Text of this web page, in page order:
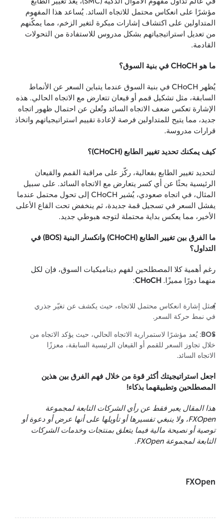
مؤشرًا على انعكاس محتمل للاتجاه السائد. يُساعد هذا المفهوم
المتداولين على اكتشاف إشارات مبكرة لتغير الزخم، مما يمكّنهم
من تعديل استراتيجياتهم بشكل مدروس للاستفادة من التحولات
القادمة.
ما هو CHoCH في بنية السوق؟
يُظهر CHoCH في بنية السوق عندما يتباين السعر عن الأنماط
السابقة، مثل تشكيل قمم أو قيعان تتعارض مع الاتجاه الحالي. هذه
الإشارة تعكس ضعف الاتجاه السائد وتُعلن عن احتمال ظهور اتجاه
جديد، مما يتيح للمتداولين فرصة لإعادة تقييم استراتيجياتهم واتخاذ
قرارات مدروسة.
كيف يمكنك تحديد تغيير الطابع (CHoCH)؟
لتحديد تغيير الطابع بفعالية، ركّز على مراقبة القمم والقيعان
الرئيسية بحثًا عن أي كسر يتعارض مع الاتجاه السائد. على سبيل
المثال، في اتجاه صعودي، يُشير CHoCH إلى تحول محتمل عندما
يفشل السعر في تسجيل قمة جديدة، ثم ينخفض تحت القاع الأعلى
الأخير، مما يعكس بداية محتملة لتوجه هبوطي جديد.
ما الفرق بين تغيير الطابع (CHoCH) وانكسار البنية (BOS) في
التداول؟
رغم أهمية كلا المصطلحين لفهم ديناميكيات السوق، فإن لكل
منهما دورًا مميزًا. CHoCH
:
يُمثل إشارة انعكاس محتمل للاتجاه، حيث يكشف عن تغيّر جذري
في نمط حركة السعر.
BOS: يُعد مؤشرًا لاستمرارية الاتجاه الحالي، حيث يؤكد الاتجاه من
خلال تجاوز السعر للقمم أو القيعان الرئيسية السابقة، معززًا
الاتجاه السائد.
اجعل استراتيجيتك أكثر قوة من خلال فهم الفرق بين هذين
المصطلحين وتطبيقهما بذكاء!
هذا المقال يعبر فقط عن رأي الشركات التابعة لمجموعة
FXOpen، ولا ينبغي تفسيرها أو تأويلها على أنها عرض أو دعوة أو
توصية أو نصيحة مالية فيما يتعلق بمنتجات وخدمات الشركات
التابعة لمجموعة FXOpen.
FXOpen